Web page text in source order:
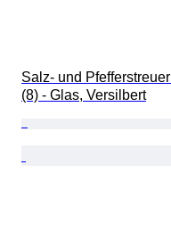
Salz- und Pfefferstreuer
(8) - Glas, Versilbert